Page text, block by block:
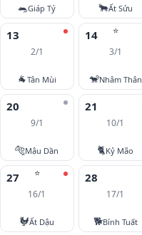
🐀Giáp Tý 🐂Ất Sửu
13
2/1
🐐Tân Mùi
⭐
14
3/1
🐒Nhâm Thân
20
9/1
🐅Mậu Dần
21
10/1
🐈Kỷ Mão
⭐
27
16/1
🐓Ất Dậu
28
17/1
🐕Bính Tuất